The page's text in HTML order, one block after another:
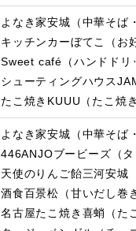
よなき家安城（中華そば
キッチンカーぼてこ（お
Sweet café（ハンドドリ
シューティングハウス
たこ焼きKUUU（たこ焼き
よなき家安城（中華そば
446ANJOブービーズ（
天使のりんご飴三河安城
酒食百景松（甘いだし巻
名古屋たこ焼き喜蛸（た